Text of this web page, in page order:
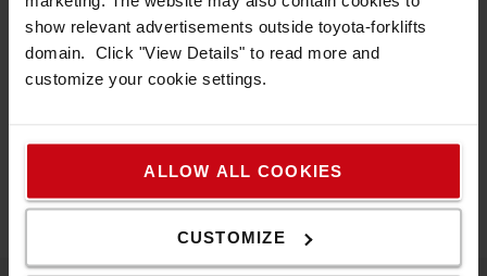
show relevant advertisements outside toyota-forklifts
domain. Click "View Details" to read more and
customize your cookie settings.
ALLOW ALL COOKIES
CUSTOMIZE
Max lastkapacitet: 800 kg
Laddning ombord på lastbil möjlig
123.800 kr 99.900 kr
KÖP ONLINE